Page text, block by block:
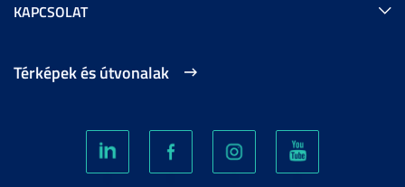
KAPCSOLAT
Térképek és útvonalak